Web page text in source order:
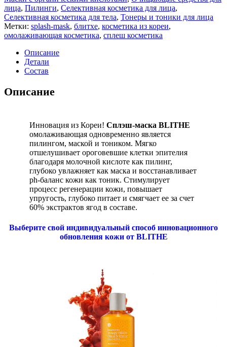
лица, Пилинги, Селективная косметика для лица,
Селективная косметика для тела, Тонеры и тоники для лица
Метки: splash-mask, блитхе, косметика из кореи,
омолаживающая косметика, сплеш косметика
Описание
Детали
Состав
Описание
Инновация из Кореи! Сплэш-маска BLITHE
омолаживающая одновременно является
пилингом, маской и тоником. Мягко
отшелушивает ороговевшие клетки эпителия
благодаря молочной кислоте как пилинг,
глубоко увлажняет как маска и восстанавливает
ph-баланс кожи как тоник. Стимулирует
процесс регенерации кожи, повышает
упругость, глубоко питает и смягчает ее за счет
60% экстрактов ягод в составе.
Выберите свой индивидуальный способ инновационного
обновления кожи от BLITHE